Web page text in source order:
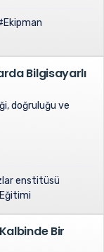
Bilgisayarlı
doğruluğu ve
enstitüsü
Bir